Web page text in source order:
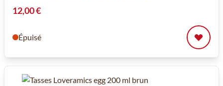
12,00 €
Épuisé